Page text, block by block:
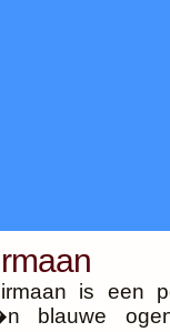
is een
blauwe